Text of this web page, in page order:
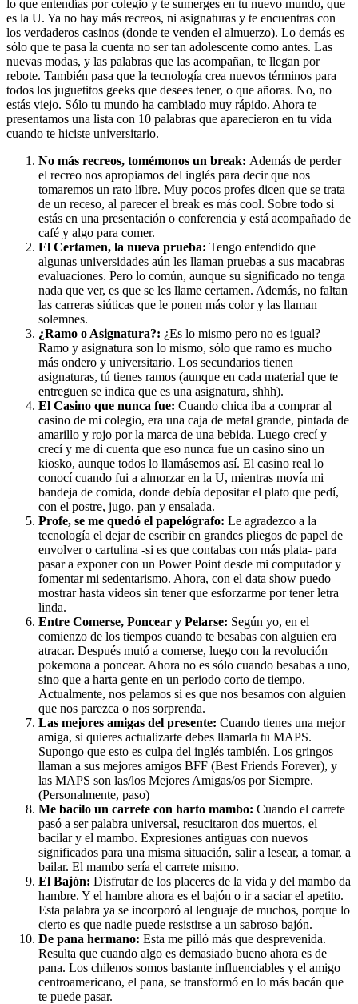
lo que entendías por colegio y te sumerges en tu nuevo mundo, que
es la U. Ya no hay más recreos, ni asignaturas y te encuentras con
los verdaderos casinos (donde te venden el almuerzo). Lo demás es
sólo que te pasa la cuenta no ser tan adolescente como antes. Las
nuevas modas, y las palabras que las acompañan, te llegan por
rebote. También pasa que la tecnología crea nuevos términos para
todos los juguetitos geeks que desees tener, o que añoras. No, no
estás viejo. Sólo tu mundo ha cambiado muy rápido. Ahora te
presentamos una lista con 10 palabras que aparecieron en tu vida
cuando te hiciste universitario.
No más recreos, tomémonos un break: Además de perder
el recreo nos apropiamos del inglés para decir que nos
tomaremos un rato libre. Muy pocos profes dicen que se trata
de un receso, al parecer el break es más cool. Sobre todo si
estás en una presentación o conferencia y está acompañado de
café y algo para comer.
El Certamen, la nueva prueba: Tengo entendido que
algunas universidades aún les llaman pruebas a sus macabras
evaluaciones. Pero lo común, aunque su significado no tenga
nada que ver, es que se les llame certamen. Además, no faltan
las carreras siúticas que le ponen más color y las llaman
solemnes.
¿Ramo o Asignatura?: ¿Es lo mismo pero no es igual?
Ramo y asignatura son lo mismo, sólo que ramo es mucho
más ondero y universitario. Los secundarios tienen
asignaturas, tú tienes ramos (aunque en cada material que te
entreguen se indica que es una asignatura, shhh).
El Casino que nunca fue: Cuando chica iba a comprar al
casino de mi colegio, era una caja de metal grande, pintada de
amarillo y rojo por la marca de una bebida. Luego crecí y
crecí y me di cuenta que eso nunca fue un casino sino un
kiosko, aunque todos lo llamásemos así. El casino real lo
conocí cuando fui a almorzar en la U, mientras movía mi
bandeja de comida, donde debía depositar el plato que pedí,
con el postre, jugo, pan y ensalada.
Profe, se me quedó el papelógrafo: Le agradezco a la
tecnología el dejar de escribir en grandes pliegos de papel de
envolver o cartulina -si es que contabas con más plata- para
pasar a exponer con un Power Point desde mi computador y
fomentar mi sedentarismo. Ahora, con el data show puedo
mostrar hasta videos sin tener que esforzarme por tener letra
linda.
Entre Comerse, Poncear y Pelarse: Según yo, en el
comienzo de los tiempos cuando te besabas con alguien era
atracar. Después mutó a comerse, luego con la revolución
pokemona a poncear. Ahora no es sólo cuando besabas a uno,
sino que a harta gente en un periodo corto de tiempo.
Actualmente, nos pelamos si es que nos besamos con alguien
que nos parezca o nos sorprenda.
Las mejores amigas del presente: Cuando tienes una mejor
amiga, si quieres actualizarte debes llamarla tu MAPS.
Supongo que esto es culpa del inglés también. Los gringos
llaman a sus mejores amigos BFF (Best Friends Forever), y
las MAPS son las/los Mejores Amigas/os por Siempre.
(Personalmente, paso)
Me bacilo un carrete con harto mambo: Cuando el carrete
pasó a ser palabra universal, resucitaron dos muertos, el
bacilar y el mambo. Expresiones antiguas con nuevos
significados para una misma situación, salir a lesear, a tomar, a
bailar. El mambo sería el carrete mismo.
El Bajón: Disfrutar de los placeres de la vida y del mambo da
hambre. Y el hambre ahora es el bajón o ir a saciar el apetito.
Esta palabra ya se incorporó al lenguaje de muchos, porque lo
cierto es que nadie puede resistirse a un sabroso bajón.
De pana hermano: Esta me pilló más que desprevenida.
Resulta que cuando algo es demasiado bueno ahora es de
pana. Los chilenos somos bastante influenciables y el amigo
centroamericano, el pana, se transformó en lo más bacán que
te puede pasar.